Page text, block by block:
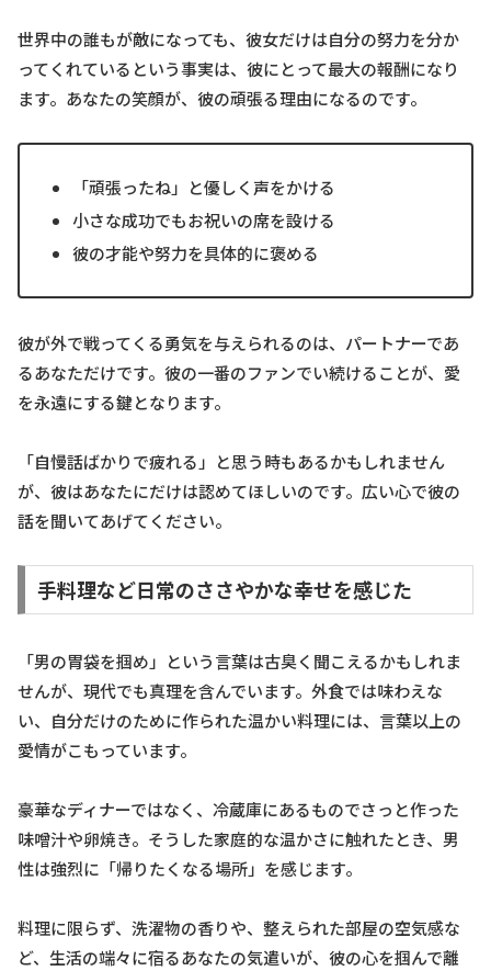
世界中の誰もが敵になっても、彼女だけは自分の努力を分か
ってくれているという事実は、彼にとって最大の報酬になり
ます。あなたの笑顔が、彼の頑張る理由になるのです。
「頑張ったね」と優しく声をかける
小さな成功でもお祝いの席を設ける
彼の才能や努力を具体的に褒める
彼が外で戦ってくる勇気を与えられるのは、パートナーであ
るあなただけです。彼の一番のファンでい続けることが、愛
を永遠にする鍵となります。
「自慢話ばかりで疲れる」と思う時もあるかもしれません
が、彼はあなたにだけは認めてほしいのです。広い心で彼の
話を聞いてあげてください。
手料理など日常のささやかな幸せを感じた
「男の胃袋を掴め」という言葉は古臭く聞こえるかもしれま
せんが、現代でも真理を含んでいます。外食では味わえな
い、自分だけのために作られた温かい料理には、言葉以上の
愛情がこもっています。
豪華なディナーではなく、冷蔵庫にあるものでさっと作った
味噌汁や卵焼き。そうした家庭的な温かさに触れたとき、男
性は強烈に「帰りたくなる場所」を感じます。
料理に限らず、洗濯物の香りや、整えられた部屋の空気感な
ど、生活の端々に宿るあなたの気遣いが、彼の心を掴んで離